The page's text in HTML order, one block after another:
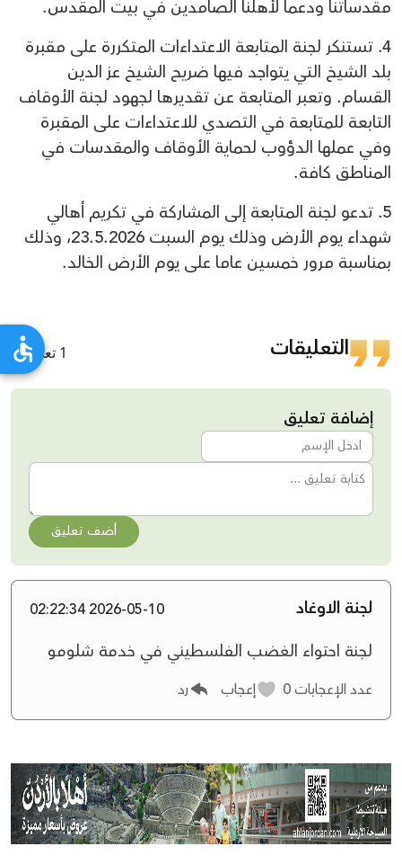
مقدساتنا ودعما لأهلنا الصامدين في بيت المقدس.
4. تستنكر لجنة المتابعة الاعتداءات المتكررة على مقبرة
بلد الشيخ التي يتواجد فيها ضريح الشيخ عز الدين
القسام. وتعبر المتابعة عن تقديرها لجهود لجنة الأوقاف
التابعة للمتابعة في التصدي للاعتداءات على المقبرة
وفي عملها الدؤوب لحماية الأوقاف والمقدسات في
المناطق كافة.
5. تدعو لجنة المتابعة إلى المشاركة في تكريم أهالي
شهداء يوم الأرض وذلك يوم السبت 23.5.2026، وذلك
بمناسبة مرور خمسين عاما على يوم الأرض الخالد.
التعليقات 1 تعليقات
إضافة تعليق
أضف تعليق
لجنة الاوغاد 2026-05-10 02:22:34
لجنة احتواء الغضب الفلسطيني في خدمة شلومو
عدد الإعجابات إعجاب رد